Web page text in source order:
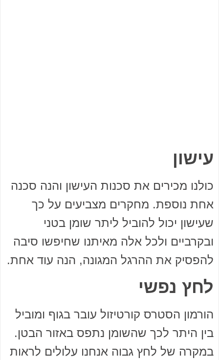
עישון
כולנו מכירים את סכנות העישון והנה סכנה
אחת נוספת. מחקרים מצביעים על כך
שעישון יכול להוביל ליתר שומן בטני
ובקרביים ולכל אלה מאיתנו שחיפשו סיבה
להפסיק את ההרגל המגונה, הנה עוד אחת.
לחץ נפשי
הורמון הסטרס קורטיזול עובר בגוף ומוביל
בין היתר לכך שהשומן נתפס באזור הבטן.
במקרה של לחץ גבוה אנחנו עלולים לראות